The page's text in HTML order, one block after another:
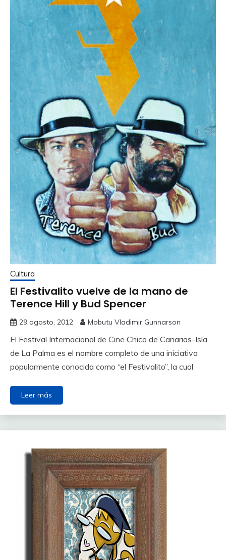
Cultura
El Festivalito vuelve de la mano de
Terence Hill y Bud Spencer
29 agosto, 2012 Mobutu Vladimir Gunnarson
El Festival Internacional de Cine Chico de Canarias-Isla
de La Palma es el nombre completo de una iniciativa
popularmente conocida como “el Festivalito”, la cual
Leer más